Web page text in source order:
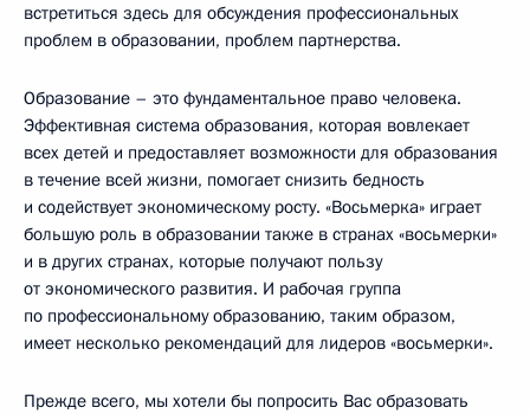
встретиться здесь для обсуждения профессиональных
проблем в образовании, проблем партнерства.
Образование – это фундаментальное право человека.
Эффективная система образования, которая вовлекает
всех детей и предоставляет возможности для образования
в течение всей жизни, помогает снизить бедность
и содействует экономическому росту. «Восьмерка» играет
большую роль в образовании также в странах «восьмерки»
и в других странах, которые получают пользу
от экономического развития. И рабочая группа
по профессиональному образованию, таким образом,
имеет несколько рекомендаций для лидеров «восьмерки».
Прежде всего, мы хотели бы попросить Вас образовать